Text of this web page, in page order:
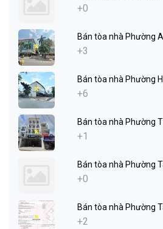
+0
Bán tòa nhà Phường
+3
Bán tòa nhà Phường
+6
Bán tòa nhà Phường
+1
Bán tòa nhà Phường
+0
Bán tòa nhà Phường
+2